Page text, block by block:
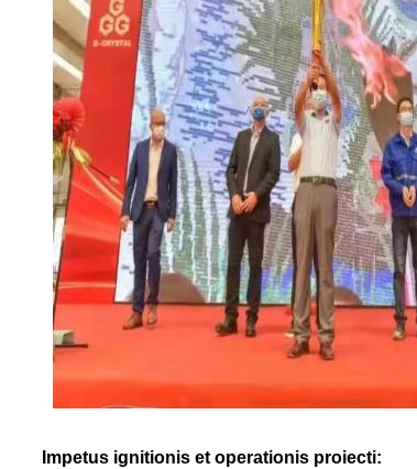
Impetus ignitionis et operationis proiecti: